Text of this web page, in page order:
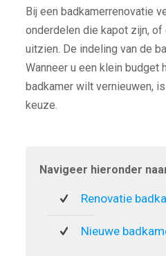
Bij een badkamerrenovatie
onderdelen die kapot zijn,
uitzien. De indeling van de
Wanneer u een klein budget
badkamer wilt vernieuwen,
keuze.
Navigeer hieronder
Renovatie
Nieuwe